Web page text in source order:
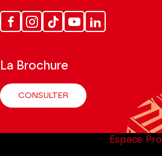
FacebookInstagram
Tik
Tok
YoutubeLinkedin
La Brochure
CONSULTER
Espace Pro